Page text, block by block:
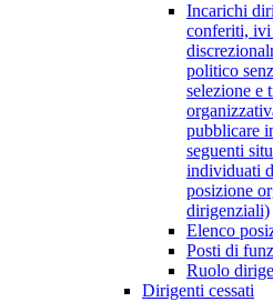
Incarichi
conferiti,
politico
selezione e
pubblicare
seguenti
individuati
posizione
dirigenziali)
Elenco
Posti di
Ruolo
Dirigenti cessati